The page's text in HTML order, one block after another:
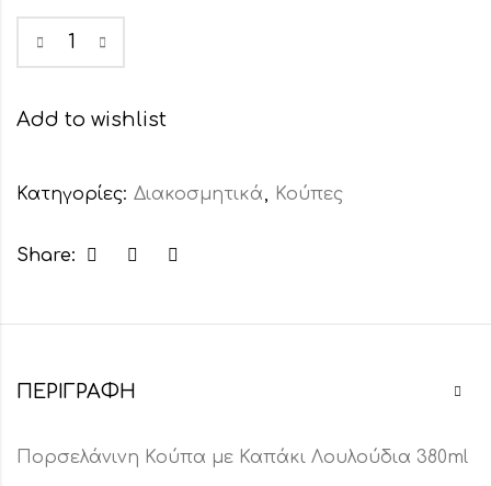
Add to wishlist
Κατηγορίες: Διακοσμητικά, Κούπες
Share:
ΠΕΡΙΓΡΑΦΉ
Πορσελάνινη Κούπα με Καπάκι Λουλούδια 380ml